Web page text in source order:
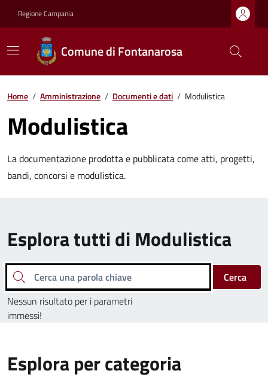
Regione Campania
Comune di Fontanarosa
Home / Amministrazione / Documenti e dati / Modulistica
Modulistica
La documentazione prodotta e pubblicata come atti, progetti,
bandi, concorsi e modulistica.
Esplora tutti di Modulistica
Cerca una parola chiave
Cerca
Nessun risultato per i parametri
immessi!
Esplora per categoria